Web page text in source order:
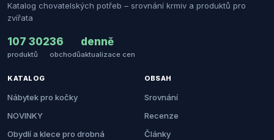
Katalog chovatelských potřeb – srovnání krmiv a produktů pro
zvířata
107 302
produktů
36
obchodů
denně
aktualizace cen
KATALOG
Nábytek pro kočky
NOVINKY
Obydlí a klece pro drobná
OBSAH
Srovnání
Recenze
Články